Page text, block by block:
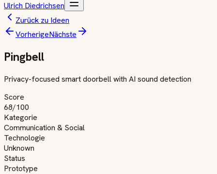
Ulrich Diedrichsen
Zurück zu Ideen
VorherigeNächste
Pingbell
Privacy-focused smart doorbell with AI sound detection
Score
68/100
Kategorie
Communication & Social
Technologie
Unknown
Status
Prototype